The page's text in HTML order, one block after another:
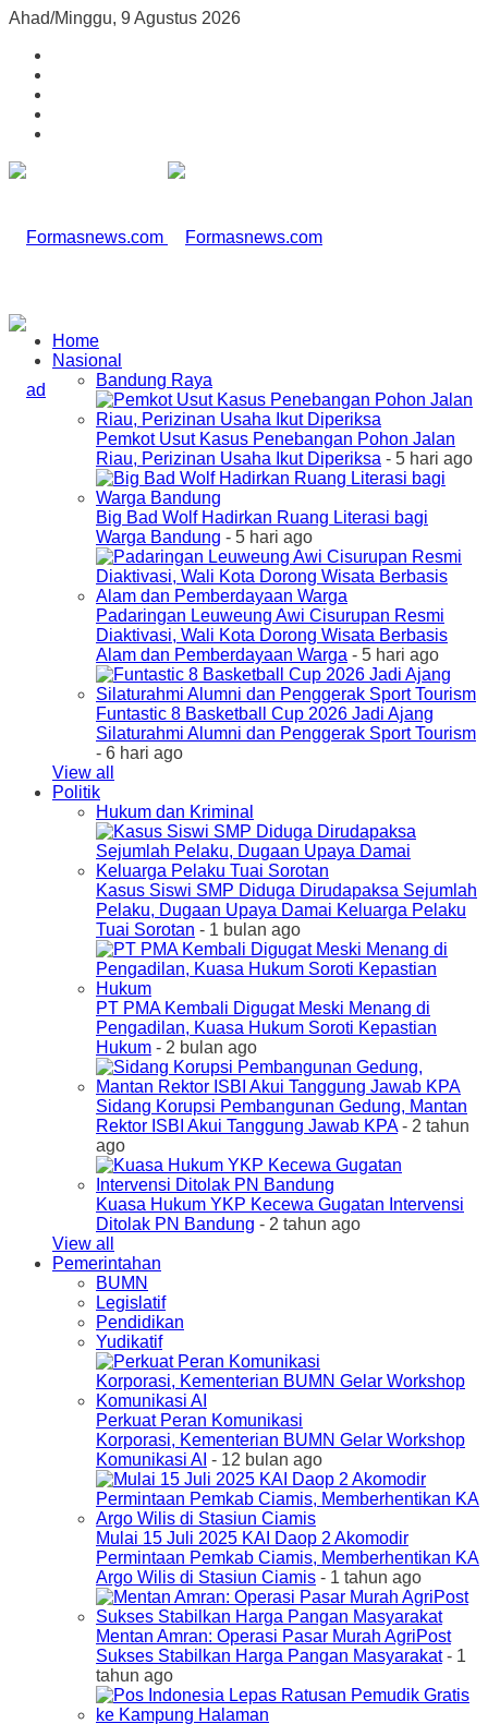
Ahad/Minggu, 9 Agustus 2026
Home
Nasional
Bandung Raya
Pemkot Usut Kasus Penebangan Pohon Jalan
Riau, Perizinan Usaha Ikut Diperiksa - 5 hari ago
Big Bad Wolf Hadirkan Ruang Literasi bagi
Warga Bandung - 5 hari ago
Padaringan Leuweung Awi Cisurupan Resmi
Diaktivasi, Wali Kota Dorong Wisata Berbasis
Alam dan Pemberdayaan Warga - 5 hari ago
Funtastic 8 Basketball Cup 2026 Jadi Ajang
Silaturahmi Alumni dan Penggerak Sport Tourism
- 6 hari ago
View all
Politik
Hukum dan Kriminal
Kasus Siswi SMP Diduga Dirudapaksa Sejumlah
Pelaku, Dugaan Upaya Damai Keluarga Pelaku
Tuai Sorotan - 1 bulan ago
PT PMA Kembali Digugat Meski Menang di
Pengadilan, Kuasa Hukum Soroti Kepastian
Hukum - 2 bulan ago
Sidang Korupsi Pembangunan Gedung, Mantan
Rektor ISBI Akui Tanggung Jawab KPA- 2 tahun
ago
Kuasa Hukum YKP Kecewa Gugatan Intervensi
Ditolak PN Bandung - 2 tahun ago
View all
Pemerintahan
BUMN
Legislatif
Pendidikan
Yudikatif
Perkuat Peran Komunikasi
Korporasi, Kementerian BUMN Gelar Workshop
Komunikasi AI - 12 bulan ago
Mulai 15 Juli 2025 KAI Daop 2 Akomodir
Permintaan Pemkab Ciamis, Memberhentikan KA
Argo Wilis di Stasiun Ciamis - 1 tahun ago
Mentan Amran: Operasi Pasar Murah AgriPost
Sukses Stabilkan Harga Pangan Masyarakat- 1
tahun ago